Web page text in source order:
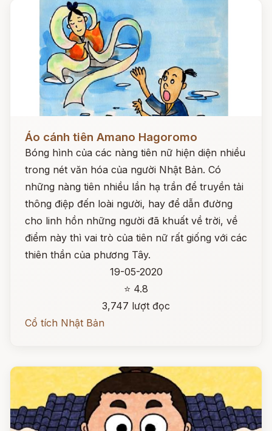
Đọc ngay
Áo cánh tiên Amano Hagoromo
Bóng hình của các nàng tiên nữ hiện diện nhiều
trong nét văn hóa của người Nhật Bản. Có
những nàng tiên nhiều lần hạ trần để truyền tải
thông điệp đến loài người, hay để dẫn đường
cho linh hồn những người đã khuất về trời, về
điểm này thì vai trò của tiên nữ rất giống với các
thiên thần của phương Tây.
19-05-2020
⭐ 4.8
3,747 lượt đọc
Cổ tích Nhật Bản